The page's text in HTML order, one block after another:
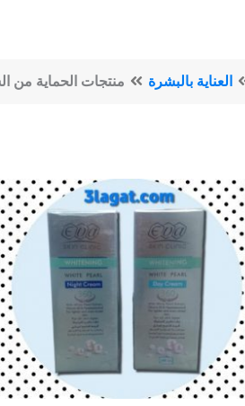
العناية بالبشرة منتجات الحماية من